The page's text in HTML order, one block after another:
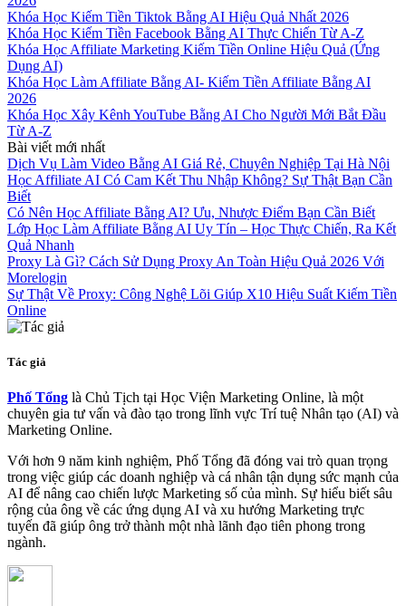
Khóa Học Kiếm Tiền Tiktok Bằng AI Hiệu Quả Nhất 2026
Khóa Học Kiếm Tiền Facebook Bằng AI Thực Chiến Từ A-Z
Khóa Học Affiliate Marketing Kiếm Tiền Online Hiệu Quả (Ứng
Dụng AI)
Khóa Học Làm Affiliate Bằng AI- Kiếm Tiền Affiliate Bằng AI
2026
Khóa Học Xây Kênh YouTube Bằng AI Cho Người Mới Bắt Đầu
Từ A-Z
Bài viết mới nhất
Dịch Vụ Làm Video Bằng AI Giá Rẻ, Chuyên Nghiệp Tại Hà Nội
Học Affiliate AI Có Cam Kết Thu Nhập Không? Sự Thật Bạn Cần
Biết
Có Nên Học Affiliate Bằng AI? Ưu, Nhược Điểm Bạn Cần Biết
Lớp Học Làm Affiliate Bằng AI Uy Tín – Học Thực Chiến, Ra Kết
Quả Nhanh
Proxy Là Gì? Cách Sử Dụng Proxy An Toàn Hiệu Quả 2026 Với
Morelogin
Sự Thật Về Proxy: Công Nghệ Lõi Giúp X10 Hiệu Suất Kiếm Tiền
Online
Tác giả
Phố Tổng là Chủ Tịch tại Học Viện Marketing Online, là một
chuyên gia tư vấn và đào tạo trong lĩnh vực Trí tuệ Nhân tạo (AI) và
Marketing Online.
Với hơn 9 năm kinh nghiệm, Phố Tổng đã đóng vai trò quan trọng
trong việc giúp các doanh nghiệp và cá nhân tận dụng sức mạnh của
AI để nâng cao chiến lược Marketing số của mình. Sự hiểu biết sâu
rộng của ông về các ứng dụng AI và xu hướng Marketing trực
tuyến đã giúp ông trở thành một nhà lãnh đạo tiên phong trong
ngành.